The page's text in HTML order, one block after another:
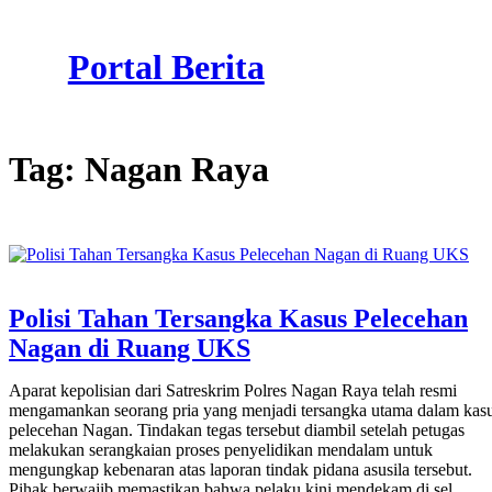
Portal Berita
Tag: Nagan Raya
Polisi Tahan Tersangka Kasus Pelecehan
Nagan di Ruang UKS
Aparat kepolisian dari Satreskrim Polres Nagan Raya telah resmi
mengamankan seorang pria yang menjadi tersangka utama dalam
pelecehan Nagan. Tindakan tegas tersebut diambil setelah petugas
melakukan serangkaian proses penyelidikan mendalam untuk
mengungkap kebenaran atas laporan tindak pidana asusila tersebut.